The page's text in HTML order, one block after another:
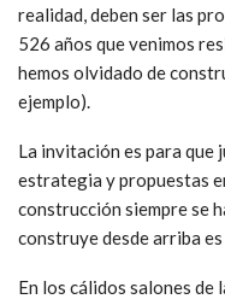
realidad, deben ser las
526 años que venimos
hemos olvidado de
ejemplo).
La invitación es para que
estrategia y propuestas
construcción siempre se
construye desde arriba es
En los cálidos salones